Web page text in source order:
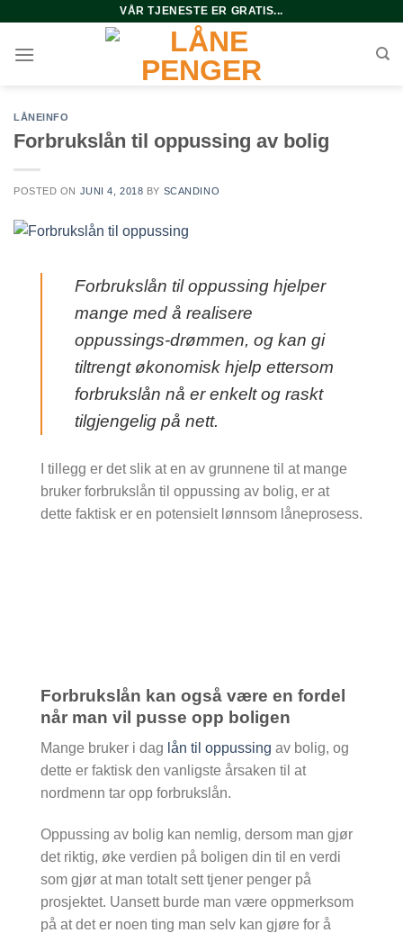
content
VÅR TJENESTE ER GRATIS...
LÅNEINFO
Forbrukslån til oppussing av bolig
POSTED ON JUNI 4, 2018 BY SCANDINO
Forbrukslån til oppussing hjelper
mange med å realisere
oppussings-drømmen, og kan gi
tiltrengt økonomisk hjelp ettersom
forbrukslån nå er enkelt og raskt
tilgjengelig på nett.
I tillegg er det slik at en av grunnene til at mange
bruker forbrukslån til oppussing av bolig, er at
dette faktisk er en potensielt lønnsom låneprosess.
Forbrukslån kan også være en fordel
når man vil pusse opp boligen
Mange bruker i dag lån til oppussing av bolig, og
dette er faktisk den vanligste årsaken til at
nordmenn tar opp forbrukslån.
Oppussing av bolig kan nemlig, dersom man gjør
det riktig, øke verdien på boligen din til en verdi
som gjør at man totalt sett tjener penger på
prosjektet. Uansett burde man være oppmerksom
på at det er noen ting man selv kan gjøre for å